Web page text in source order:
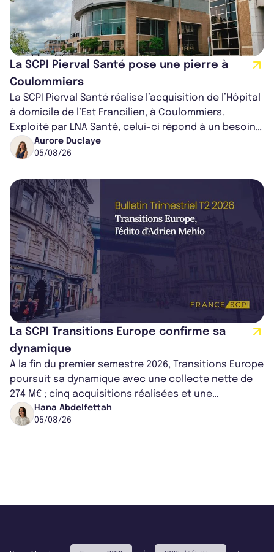
La SCPI Pierval Santé pose une pierre à
Coulommiers
La SCPI Pierval Santé réalise l’acquisition de l’Hôpital
à domicile de l’Est Francilien, à Coulommiers.
Exploité par LNA Santé, celui-ci répond à un besoin
médical croissant, qui s...
Aurore Duclaye
05/08/26
La SCPI Transitions Europe confirme sa
dynamique
À la fin du premier semestre 2026, Transitions Europe
poursuit sa dynamique avec une collecte nette de
274 M€ ; cinq acquisitions réalisées et une
capitalisation portée à 1,38 Md€....
Hana Abdelfettah
05/08/26